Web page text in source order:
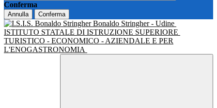
Conferma
Annulla Conferma
Bonaldo Stringher - Udine
ISTITUTO STATALE DI ISTRUZIONE SUPERIORE
TURISTICO - ECONOMICO - AZIENDALE E PER
L'ENOGASTRONOMIA